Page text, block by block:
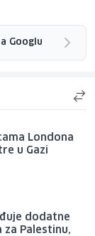
Googlu
Londona
u Gazi
dodatne
Palestinu,